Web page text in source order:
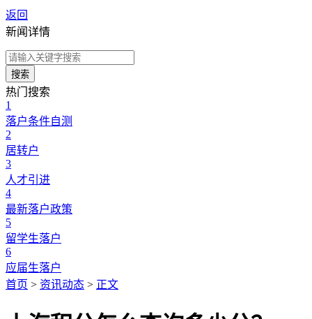
返回
新闻详情
搜索
热门搜索
1
落户条件自测
2
居转户
3
人才引进
4
最新落户政策
5
留学生落户
6
应届生落户
首页 > 资讯动态 > 正文